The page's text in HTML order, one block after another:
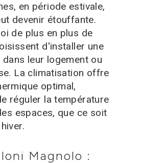
en période estivale,
devenir étouffante.
de plus en plus de
d'installer une
leur logement ou
La climatisation offre
optimal,
réguler la température
espaces, que ce soit
Magnolo :